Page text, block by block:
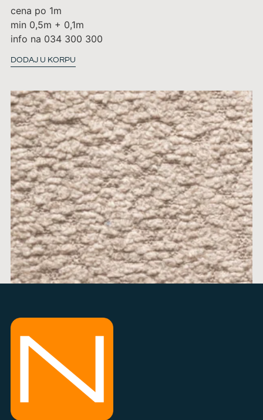
cena po 1m
min 0,5m + 0,1m
info na 034 300 300
DODAJ U KORPU
ALICE 2
cena po 1m
min 0,5m + 0,1m
info na 034 300 300